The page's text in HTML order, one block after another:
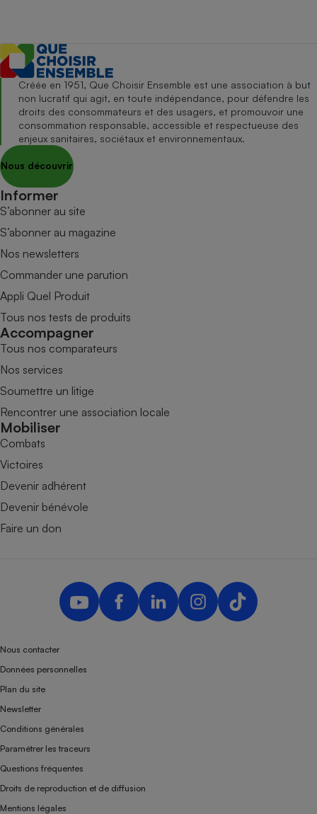
Créée en 1951, Que Choisir Ensemble est une association à but
non lucratif qui agit, en toute indépendance, pour défendre les
droits des consommateurs et des usagers, et promouvoir une
consommation responsable, accessible et respectueuse des
enjeux sanitaires, sociétaux et environnementaux.
Nous découvrir
Informer
S’abonner au site
S’abonner au magazine
Nos newsletters
Commander une parution
Appli Quel Produit
Tous nos tests de produits
Accompagner
Tous nos comparateurs
Nos services
Soumettre un litige
Rencontrer une association locale
Mobiliser
Combats
Victoires
Devenir adhérent
Devenir bénévole
Faire un don
Nous contacter
Données personnelles
Plan du site
Newsletter
Conditions générales
Paramétrer les traceurs
Questions fréquentes
Droits de reproduction et de diffusion
Mentions légales